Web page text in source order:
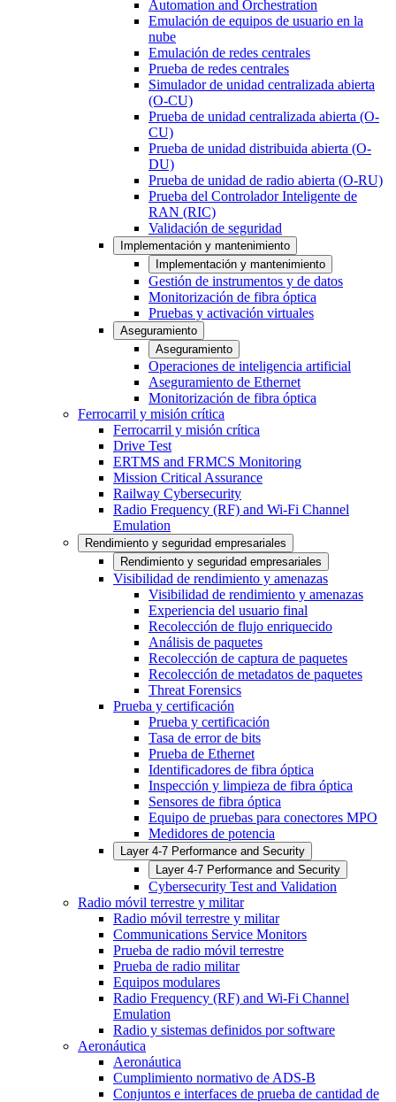
Automation and Orchestration
Emulación de equipos de usuario en la
nube
Emulación de redes centrales
Prueba de redes centrales
Simulador de unidad centralizada abierta
(O-CU)
Prueba de unidad centralizada abierta (O-
CU)
Prueba de unidad distribuida abierta (O-
DU)
Prueba de unidad de radio abierta (O-RU)
Prueba del Controlador Inteligente de
RAN (RIC)
Validación de seguridad
Implementación y mantenimiento
Implementación y mantenimiento
Gestión de instrumentos y de datos
Monitorización de fibra óptica
Pruebas y activación virtuales
Aseguramiento
Aseguramiento
Operaciones de inteligencia artificial
Aseguramiento de Ethernet
Monitorización de fibra óptica
Ferrocarril y misión crítica
Ferrocarril y misión crítica
Drive Test
ERTMS and FRMCS Monitoring
Mission Critical Assurance
Railway Cybersecurity
Radio Frequency (RF) and Wi-Fi Channel
Emulation
Rendimiento y seguridad empresariales
Rendimiento y seguridad empresariales
Visibilidad de rendimiento y amenazas
Visibilidad de rendimiento y amenazas
Experiencia del usuario final
Recolección de flujo enriquecido
Análisis de paquetes
Recolección de captura de paquetes
Recolección de metadatos de paquetes
Threat Forensics
Prueba y certificación
Prueba y certificación
Tasa de error de bits
Prueba de Ethernet
Identificadores de fibra óptica
Inspección y limpieza de fibra óptica
Sensores de fibra óptica
Equipo de pruebas para conectores MPO
Medidores de potencia
Layer 4-7 Performance and Security
Layer 4-7 Performance and Security
Cybersecurity Test and Validation
Radio móvil terrestre y militar
Radio móvil terrestre y militar
Communications Service Monitors
Prueba de radio móvil terrestre
Prueba de radio militar
Equipos modulares
Radio Frequency (RF) and Wi-Fi Channel
Emulation
Radio y sistemas definidos por software
Aeronáutica
Aeronáutica
Cumplimiento normativo de ADS-B
Conjuntos e interfaces de prueba de cantidad de